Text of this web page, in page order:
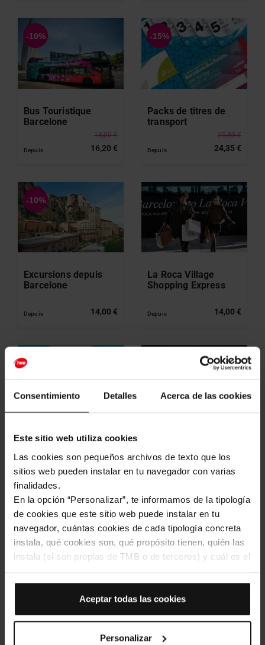
Consentimiento Detalles Acerca de las cookies
Este sitio web utiliza cookies
Las cookies son pequeños archivos de texto que los
sitios web pueden instalar en tu navegador con varias
finalidades.
En la opción “Personalizar”, te informamos de la tipología
de cookies que este sitio web puede instalar en tu
navegador, cuántas cookies de cada tipología concreta
instala, qué cookies son, qué propósito tienen, quién las
instala (si son propias de TMB o de terceros) y cuál es el
navegador. Si el panel de cookies muestra (0), significa
que no instala ninguna cookie de esta tipología.
Si eliges la opción “Aceptar todas las cookies”, permites
El selector que se encuentra a la derecha de cada
Aceptar todas las cookies
Personalizar
Bus Touristique
Barcelone
Depuis
18,00 €
16,20 €
Packs de titres de
transport
Depuis
25,80 €
24,35 €
Excursions depuis
Barcelone
Depuis 14,00 €
La Roca Village
Shopping Express
Depuis 14,00 €
Hola Barcelona
25,80 €
24,35 € 10,00 €
Christmas Tour
Non disponible